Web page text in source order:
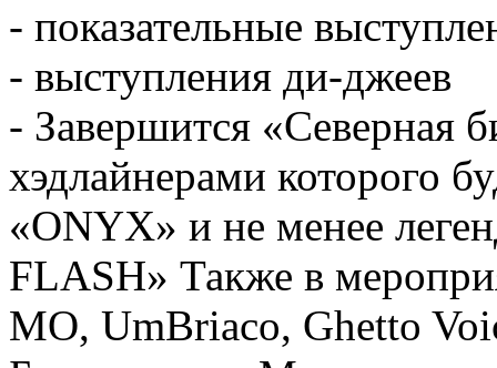
- показательные
- выступления ди-джеев
- Завершится «Северная
хэдлайнерами которого
«ONYX» и не менее
FLASH» Также в
МО, UmBriaco, Ghetto